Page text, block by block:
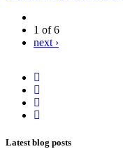
1 of 6
next ›
Latest blog posts